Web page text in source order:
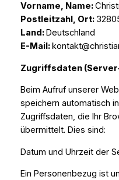
Vorname, Name:
Postleitzahl, Ort:
Land:Deutschland
E-Mail:
Zugriffsdaten
Beim Aufruf unserer
speichern automatisch
Zugriffsdaten, die Ihr
übermittelt. Dies sind:
Datum und Uhrzeit der
Ein Personenbezug ist